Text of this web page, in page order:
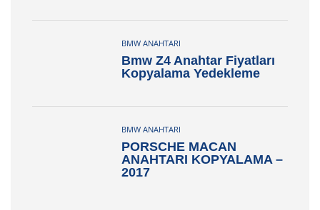
BMW ANAHTARI
Bmw Z4 Anahtar Fiyatları
Kopyalama Yedekleme
BMW ANAHTARI
PORSCHE MACAN
ANAHTARI KOPYALAMA –
2017